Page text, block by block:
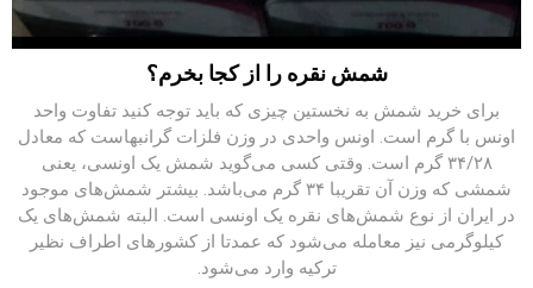
شمش نقره را از کجا بخرم؟
برای خرید شمش به نخستین چیزی که باید توجه کنید تفاوت واحد
اونس با گرم است. اونس واحدی در وزن فلزات گرانبهاست که معادل
۳۴/۲۸ گرم است. وقتی کسی می‌گوید شمش یک اونسی، یعنی
شمشی که وزن آن تقریبا ۳۴ گرم می‌باشد. بیشتر شمش‌های موجود
در ایران از نوع شمش‌های نقره یک اونسی است. البته شمش‌های یک
کیلوگرمی نیز معامله می‌شود که عمدتا از کشورهای اطراف نظیر
ترکیه وارد می‌شود.